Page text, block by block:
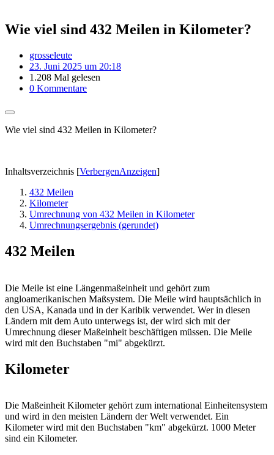
Wie viel sind 432 Meilen in Kilometer?
grosseleute
23. Juni 2025 um 20:18
1.208 Mal gelesen
0 Kommentare
Wie viel sind 432 Meilen in Kilometer?
Inhaltsverzeichnis [VerbergenAnzeigen]
432 Meilen
Kilometer
Umrechnung von 432 Meilen in Kilometer
Umrechnungsergebnis (gerundet)
432 Meilen
Die Meile ist eine Längenmaßeinheit und gehört zum
angloamerikanischen Maßsystem. Die Meile wird hauptsächlich in
den USA, Kanada und in der Karibik verwendet. Wer in diesen
Ländern mit dem Auto unterwegs ist, der wird sich mit der
Umrechnung dieser Maßeinheit beschäftigen müssen. Die Meile
wird mit den Buchstaben "mi" abgekürzt.
Kilometer
Die Maßeinheit Kilometer gehört zum international Einheitensystem
und wird in den meisten Ländern der Welt verwendet. Ein
Kilometer wird mit den Buchstaben "km" abgekürzt. 1000 Meter
sind ein Kilometer.